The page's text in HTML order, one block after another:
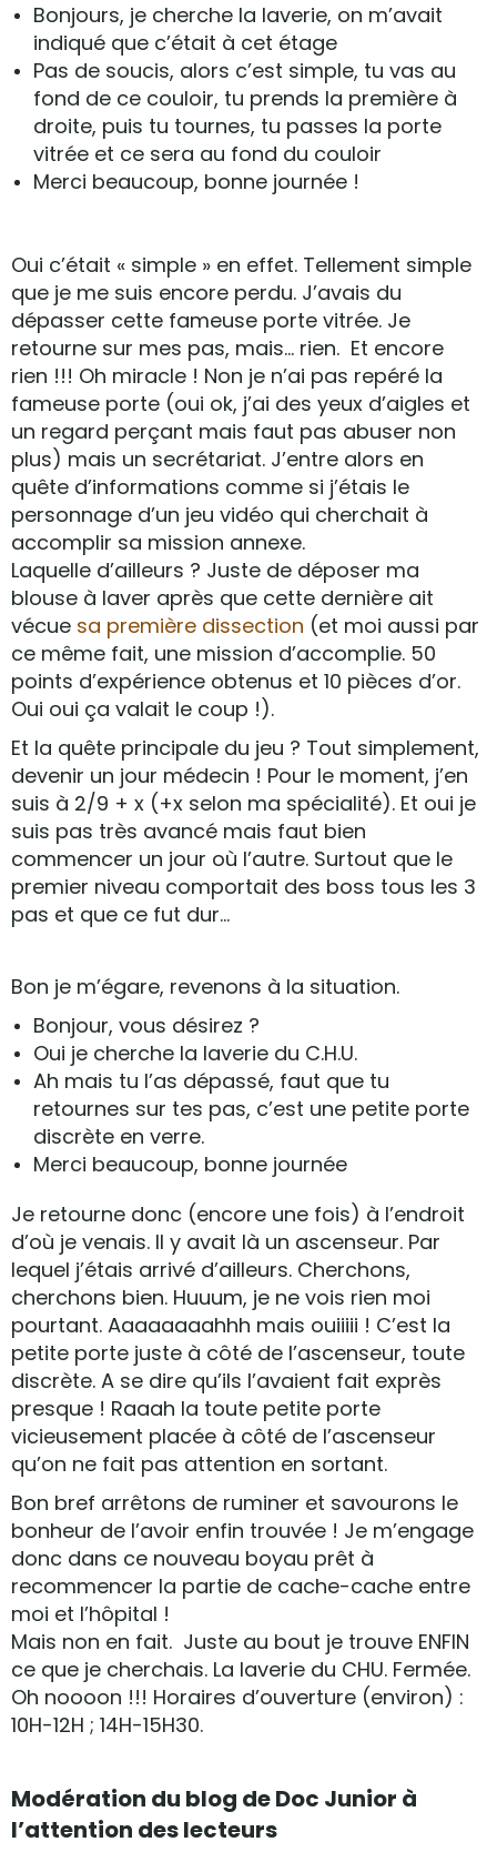
Bonjours, je cherche la laverie, on m’avait
indiqué que c’était à cet étage
Pas de soucis, alors c’est simple, tu vas au
fond de ce couloir, tu prends la première à
droite, puis tu tournes, tu passes la porte
vitrée et ce sera au fond du couloir
Merci beaucoup, bonne journée !
Oui c’était « simple » en effet. Tellement simple
que je me suis encore perdu. J’avais du
dépasser cette fameuse porte vitrée. Je
retourne sur mes pas, mais… rien. Et encore
rien !!! Oh miracle ! Non je n’ai pas repéré la
fameuse porte (oui ok, j’ai des yeux d’aigles et
un regard perçant mais faut pas abuser non
plus) mais un secrétariat. J’entre alors en
quête d’informations comme si j’étais le
personnage d’un jeu vidéo qui cherchait à
accomplir sa mission annexe.
Laquelle d’ailleurs ? Juste de déposer ma
blouse à laver après que cette dernière ait
vécue sa première dissection (et moi aussi par
ce même fait, une mission d’accomplie. 50
points d’expérience obtenus et 10 pièces d’or.
Oui oui ça valait le coup !).
Et la quête principale du jeu ? Tout simplement,
devenir un jour médecin ! Pour le moment, j’en
suis à 2/9 + x (+x selon ma spécialité). Et oui je
suis pas très avancé mais faut bien
commencer un jour où l’autre. Surtout que le
premier niveau comportait des boss tous les 3
pas et que ce fut dur…
Bon je m’égare, revenons à la situation.
Bonjour, vous désirez ?
Oui je cherche la laverie du C.H.U.
Ah mais tu l’as dépassé, faut que tu
retournes sur tes pas, c’est une petite porte
discrète en verre.
Merci beaucoup, bonne journée
Je retourne donc (encore une fois) à l’endroit
d’où je venais. Il y avait là un ascenseur. Par
lequel j’étais arrivé d’ailleurs. Cherchons,
cherchons bien. Huuum, je ne vois rien moi
pourtant. Aaaaaaaahhh mais ouiiiii ! C’est la
petite porte juste à côté de l’ascenseur, toute
discrète. A se dire qu’ils l’avaient fait exprès
presque ! Raaah la toute petite porte
vicieusement placée à côté de l’ascenseur
qu’on ne fait pas attention en sortant.
Bon bref arrêtons de ruminer et savourons le
bonheur de l’avoir enfin trouvée ! Je m’engage
donc dans ce nouveau boyau prêt à
recommencer la partie de cache-cache entre
moi et l’hôpital !
Mais non en fait. Juste au bout je trouve ENFIN
ce que je cherchais. La laverie du CHU. Fermée.
Oh noooon !!! Horaires d’ouverture (environ) :
10H-12H ; 14H-15H30.
Modération du blog de Doc Junior à
l’attention des lecteurs